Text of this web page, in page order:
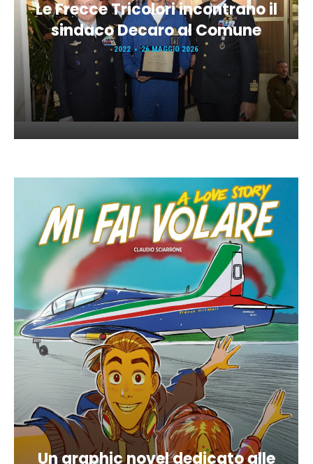
Le Frecce Tricolori incontrano il
sindaco Decaro al Comune
2022 26 MAGGIO 2026
Un graphic novel dedicato alle